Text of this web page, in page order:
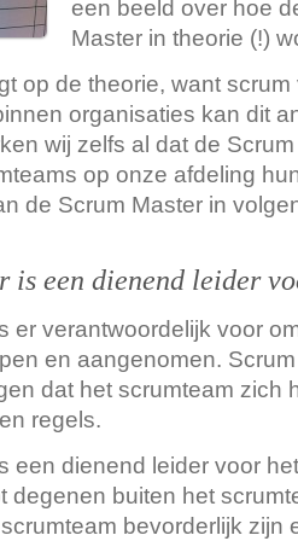
een beeld over hoe
Master in theorie (!)
op de theorie, want
organisaties kan dit
wij zelfs al dat de
op onze afdeling
de Scrum Master in
is een dienend leider
er verantwoordelijk voor
en aangenomen.
dat het scrumteam zich
regels.
een dienend leider voor
degenen buiten het
bevorderlijk zijn